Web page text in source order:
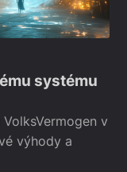
systému
v
výhody a